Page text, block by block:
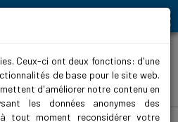
> Electropompes immergées > AquariA >
Ceux-ci ont deux fonctions: d'une
de base pour le site web.
d'améliorer notre contenu en
les données anonymes des
tout moment reconsidérer votre